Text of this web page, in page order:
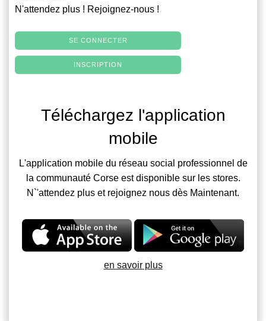
N'attendez plus ! Rejoignez-nous !
SE CONNECTER
INSCRIPTION
Téléchargez l'application
mobile
L'application mobile du réseau social professionnel de
la communauté Corse est disponible sur les stores.
N`'attendez plus et rejoignez nous dès Maintenant.
en savoir plus